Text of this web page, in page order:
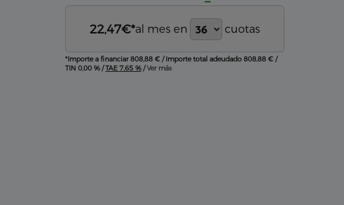
22,47€*al mes en cuotas
*Importe a financiar808,88 € /Importe total adeudado808,88 € /
TIN0,00 %/TAE7,65 %/Ver más